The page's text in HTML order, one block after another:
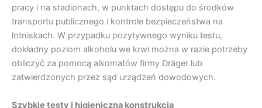
pracy i na stadionach, w punktach dostępu do środków
transportu publicznego i kontrole bezpieczeństwa na
lotniskach. W przypadku pozytywnego wyniku testu,
dokładny poziom alkoholu we krwi można w razie potrzeby
obliczyć za pomocą alkomatów firmy Dräger lub
zatwierdzonych przez sąd urządzeń dowodowych.
Szybkie testy i higieniczna konstrukcja